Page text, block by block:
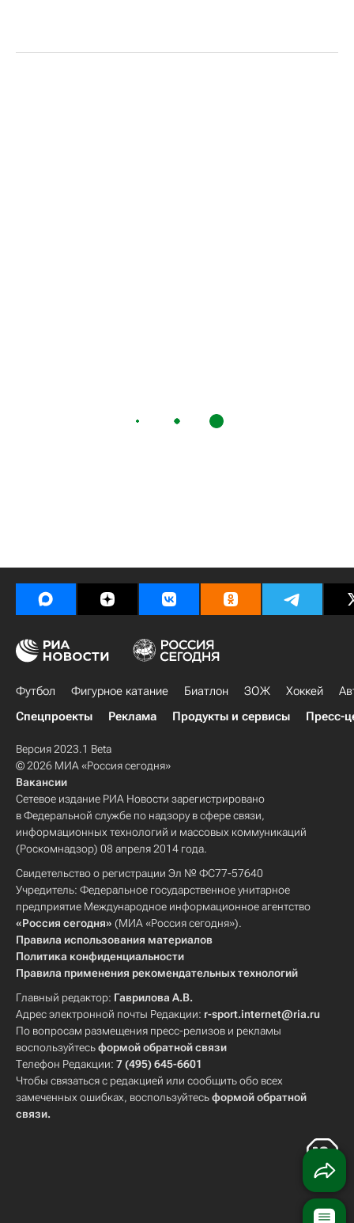
Футбол Фигурное катание Биатлон ЗОЖ Хоккей
Спецпроекты
Реклама Продукты и сервисы Пресс-
Версия 2023.1 Beta
© 2026 МИА «Россия сегодня»
Вакансии
Сетевое издание РИА Новости зарегистрировано
в Федеральной службе по надзору в сфере связи,
информационных технологий и массовых коммуникаций
(Роскомнадзор) 08 апреля 2014 года.
Свидетельство о регистрации Эл № ФС77-57640
Учредитель: Федеральное государственное унитарное
предприятие Международное информационное агентство
«Россия сегодня» (МИА «Россия сегодня»).
Правила использования материалов
Политика конфиденциальности
Правила применения рекомендательных технологий
Главный редактор: Гаврилова А.В.
Адрес электронной почты Редакции: r-sport.internet@ria.ru
По вопросам размещения пресс-релизов и рекламы
воспользуйтесьформой обратной связи
Телефон Редакции: 7 (495) 645-6601
Чтобы связаться с редакцией или сообщить обо всех
замеченных ошибках, воспользуйтесьформой обратной
связи.